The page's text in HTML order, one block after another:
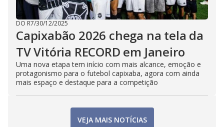
DO R7/30/12/2025
Capixabão 2026 chega na tela da
TV Vitória RECORD em Janeiro
Uma nova etapa tem início com mais alcance, emoção e
protagonismo para o futebol capixaba, agora com ainda
mais espaço e destaque para a competição
VEJA MAIS NOTÍCIAS